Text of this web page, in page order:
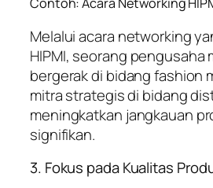
Melalui acara networking
HIPMI, seorang pengusaha
bergerak di bidang fashion
mitra strategis di bidang
meningkatkan jangkauan
signifikan.
3. Fokus pada Kualitas